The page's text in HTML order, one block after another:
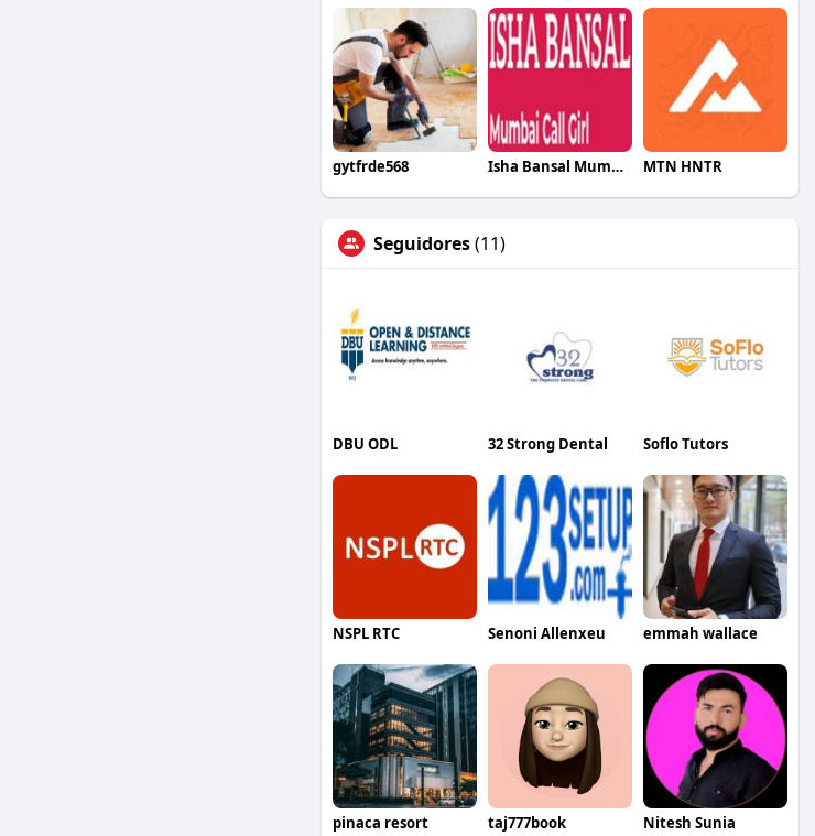
gytfrde568 Isha Bansal Mumbai MTN HNTR
Seguidores(11)
DBU ODL 32 Strong Dental Soflo Tutors
NSPL RTC Senoni Allenxeu emmah wallace
pinaca resort taj777book Nitesh Sunia